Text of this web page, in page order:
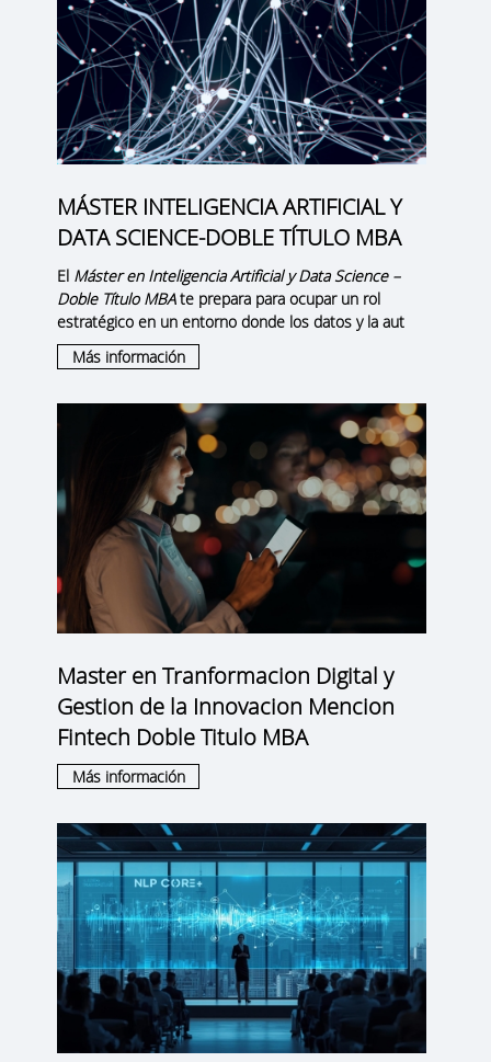
MÁSTER INTELIGENCIA ARTIFICIAL Y
DATA SCIENCE-DOBLE TÍTULO MBA
El Máster en Inteligencia Artificial y Data Science –
Doble Título MBAte prepara para ocupar un rol
estratégico en un entorno donde los datos y la aut
Más información
Master en Tranformacion Digital y
Gestion de la Innovacion Mencion
Fintech Doble Titulo MBA
Más información